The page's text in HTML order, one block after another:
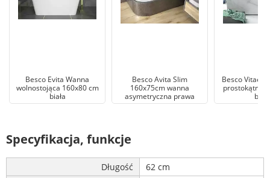
Besco Evita Wanna
wolnostojąca 160x80 cm
biała
Besco Avita Slim
160x75cm wanna
asymetryczna prawa
Besco Vitae
prostokątna
biała
Specyfikacja, funkcje
Długość
62 cm